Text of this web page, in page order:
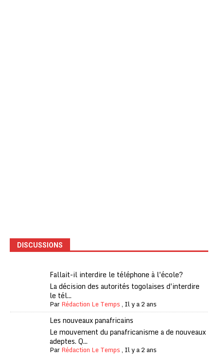
DISCUSSIONS
Fallait-il interdire le téléphone à l'école?
La décision des autorités togolaises d'interdire
le tél...
ParRédaction Le Temps, Il y a 2 ans
Les nouveaux panafricains
Le mouvement du panafricanisme a de nouveaux
adeptes. Q...
ParRédaction Le Temps, Il y a 2 ans